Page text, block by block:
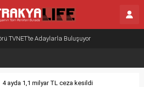
TVNET’te Adaylarla Buluşuyor
4 ayda 1,1 milyar TL ceza kesildi